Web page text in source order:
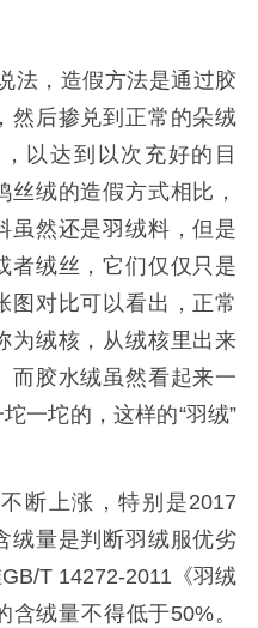
，造假方法是通过胶
然后掺兑到正常的朵绒
以达到以次充好的目
绒的造假方式相比，
虽然还是羽绒料，但是
者绒丝，它们仅仅只是
图对比可以看出，正常
为绒核，从绒核里出来
而胶水绒虽然看起来一
一坨的，这样的“羽绒”
上涨，特别是2017
绒量是判断羽绒服优劣
T 14272-2011《羽绒
绒量不得低于50%。